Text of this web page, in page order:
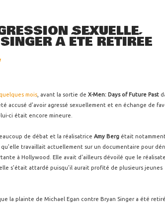
SEXUELLE
A ÉTÉ RETIRÉE
mois , avant la sortie de X-Men: Days of Future Past
accusé d'avoir agressé sexuellement et en échange de
ci était encore mineure.
de débat et la réalisatrice Amy Berg était
travaillait actuellement sur un documentaire pour
à Hollywood. Elle avait d'ailleurs dévoilé que le
s'était attardé puisqu'il aurait profité de plusieurs jeunes
la plainte de Michael Egan contre Bryan Singer a été